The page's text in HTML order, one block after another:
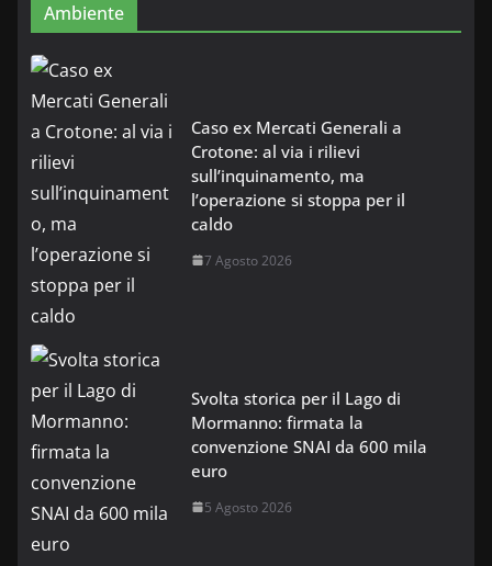
Ambiente
Caso ex Mercati Generali a
Crotone: al via i rilievi
sull’inquinamento, ma
l’operazione si stoppa per il
caldo
7 Agosto 2026
Svolta storica per il Lago di
Mormanno: firmata la
convenzione SNAI da 600 mila
euro
5 Agosto 2026